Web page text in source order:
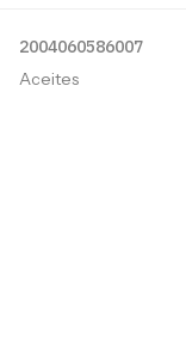
2004060586007
Aceites